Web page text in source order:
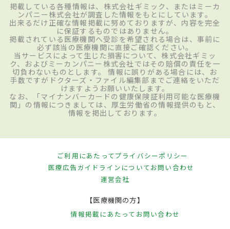
掲載している各種情報は、株式会社ギミック、またはミーカ
ンパニー株式会社が調査した情報をもとにしています。
出来るだけ正確な情報掲載に努めておりますが、内容を完全
に保証するものではありません。
掲載されている医療機関へ受診を希望される場合は、事前に
必ず該当の医療機関に直接ご確認ください。
当サービスによって生じた損害について、株式会社ギミッ
ク、およびミーカンパニー株式会社ではその賠償の責任を一
切負わないものとします。 情報に誤りがある場合には、お
手数ですがドクターズ・ファイル編集部までご連絡をいただ
けますようお願いいたします。
なお、「マイナンバーカードの健康保険証利用可能な医療機
関」の情報につきましては、厚生労働省の情報提供のもと、
情報を掲出しております。
ご利用にあたってプライバシーポリシー
医療広告ガイドラインについてお問い合わせ
運営会社
【医療機関の方】
情報掲載にあたって お問い合わせ